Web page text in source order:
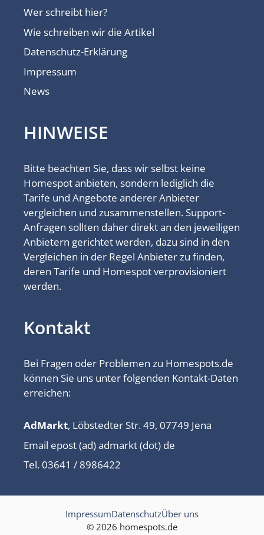
Wer schreibt hier?
Wie schreiben wir die Artikel
Datenschutz-Erklärung
Impressum
News
HINWEISE
Bitte beachten Sie, dass wir selbst keine
Homespot anbieten, sondern lediglich die
Tarife und Angebote anderer Anbieter
vergleichen und zusammenstellen. Support-
Anfragen sollten daher direkt an den jeweiligen
Anbietern gerichtet werden, dazu sind in den
Vergleichen in der Regel Anbieter zu finden,
deren Tarife und Homespot verprovisioniert
werden.
Kontakt
Bei Fragen oder Problemen zu Homespots.de
können Sie uns unter folgenden Kontakt-Daten
erreichen:
AdMarkt, Löbstedter Str. 49, 07749 Jena
Email epost (ad) admarkt (dot) de
Tel. 03641 / 8986422
© 2026 homespots.de
ImpressumDatenschutzÜber uns